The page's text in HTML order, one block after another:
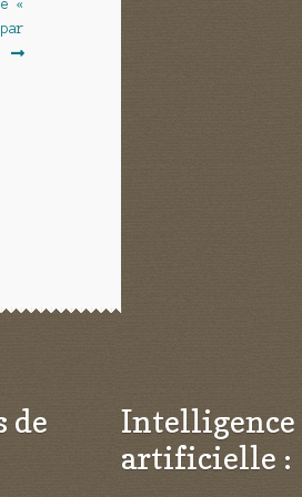
«
de
Intelligence
artificielle :